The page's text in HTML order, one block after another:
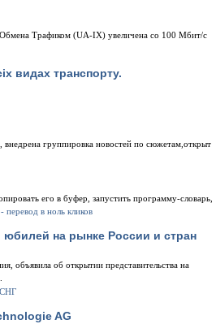
Обмена Трафиком (UA-IX) увеличена со 100 Мбит/с
видах транспорту.
группировка новостей по сюжетам,открыт
его в буфер, запустить программу-словарь,
на рынке России и стран
объявила об открытии представительства на
AG